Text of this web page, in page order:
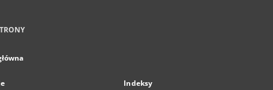
Indeksy